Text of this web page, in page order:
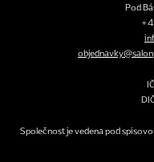
Pod
Společnost je vedena pod